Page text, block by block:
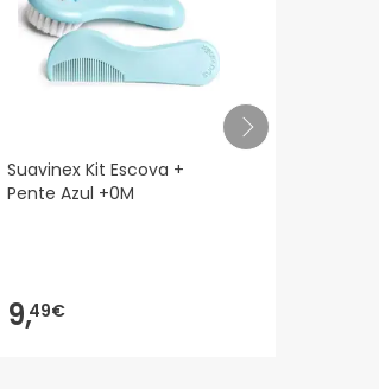
Suavinex Kit Escova +
Pente Azul +0M
9,49€